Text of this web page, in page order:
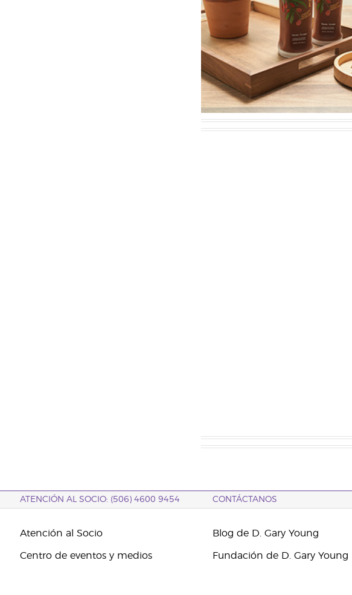
ATENCIÓN AL SOCIO: (506) 4600 9454 CONTÁCTANOS
Atención al Socio
Centro de eventos y medios
Blog de D. Gary Young
Fundación de D. Gary Young